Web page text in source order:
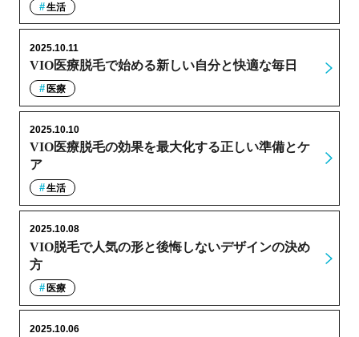
生活
VIO医療脱毛で始める新しい自分と快適な毎日
2025.10.11
医療
VIO医療脱毛の効果を最大化する正しい準備とケ
ア
2025.10.10
生活
VIO脱毛で人気の形と後悔しないデザインの決め
方
2025.10.08
医療
2025.10.06